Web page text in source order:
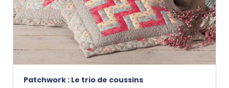
Patchwork : Le trio de coussins